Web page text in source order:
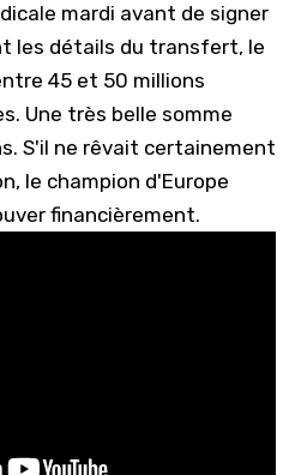
mardi avant de signer
les détails du transfert, le
45 et 50 millions
Une très belle somme
S'il ne rêvait certainement
le champion d'Europe
financièrement.